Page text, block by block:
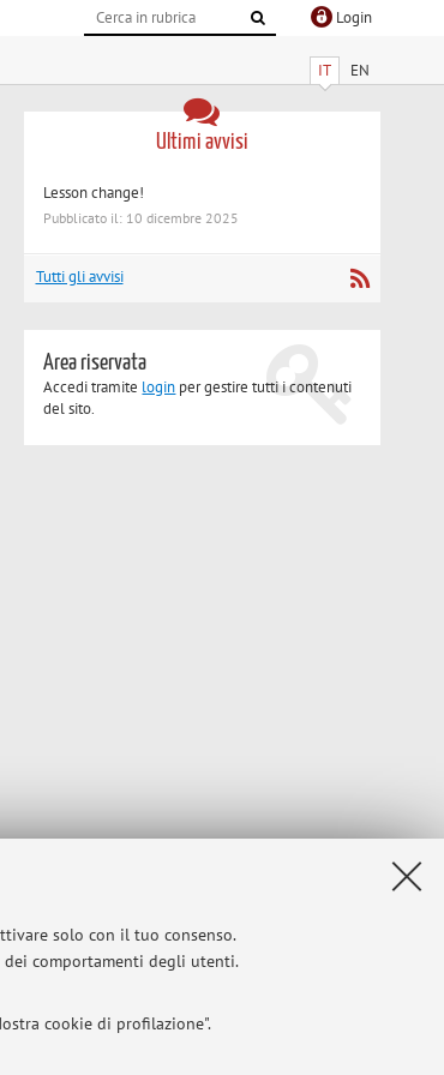
solo con il tuo consenso.
comportamenti degli utenti.
cookie di profilazione".
Login
IT EN
Ultimi avvisi
Lesson change!
Pubblicato il: 10 dicembre 2025
Tutti gli avvisi
Area riservata
Accedi tramite login per gestire tutti i contenuti
del sito.
Impostazioni Cookie